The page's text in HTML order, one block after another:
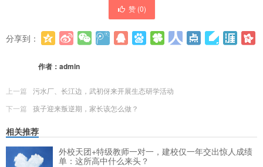
赞 (0)
分享到：
作者： admin
上一篇
污水厂、长江边，武初伢来开展生态研学活动
下一篇
孩子迎来叛逆期，家长该怎么做？
相关推荐
外校天团+特级教师一对一，建校仅一年交出惊人成绩
单：这所高中什么来头？